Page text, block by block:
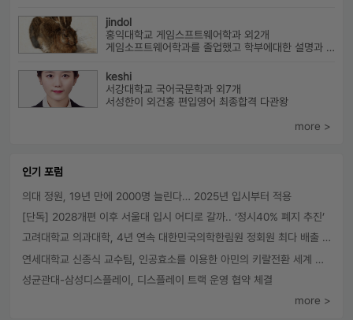
jindol
홍익대학교 게임스프트웨어학과 외2개
게임소프트웨어학과를 졸업했고 학부에대한 설명과 진로에대해서 알려드릴수 ...
keshi
서강대학교 국어국문학과 외7개
서성한이 외건홍 편입영어 최종합격 다관왕
more >
인기 포럼
의대 정원, 19년 만에 2000명 늘린다… 2025년 입시부터 적용
[단독] 2028개편 이후 서울대 입시 어디로 갈까.. ‘정시40% 폐지 추진’
고려대학교 의과대학, 4년 연속 대한민국의학한림원 정회원 최다 배출 外
연세대학교 신종식 교수팀, 인공효소를 이용한 아민의 키랄전환 세계 최초로 성공
성균관대-삼성디스플레이, 디스플레이 트랙 운영 협약 체결
more >